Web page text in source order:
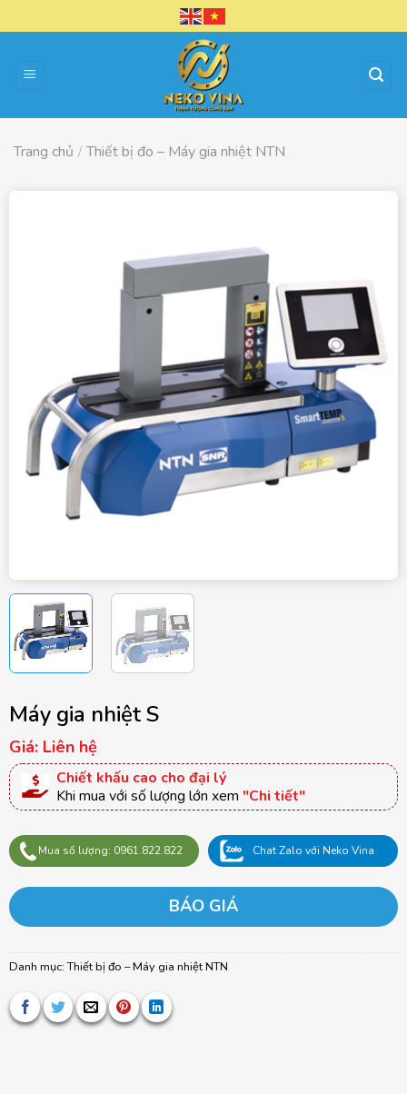
đến
dung
Trang chủ / Thiết bị đo – Máy gia nhiệt NTN
Máy gia nhiệt S
Giá: Liên hệ
Chiết khấu cao cho đại lý
Khi mua với số lượng lớn xem "Chi tiết"
Mua số lượng: 0961.822.822 Chat Zalo với Neko Vina
BÁO GIÁ
Danh mục:Thiết bị đo – Máy gia nhiệt NTN